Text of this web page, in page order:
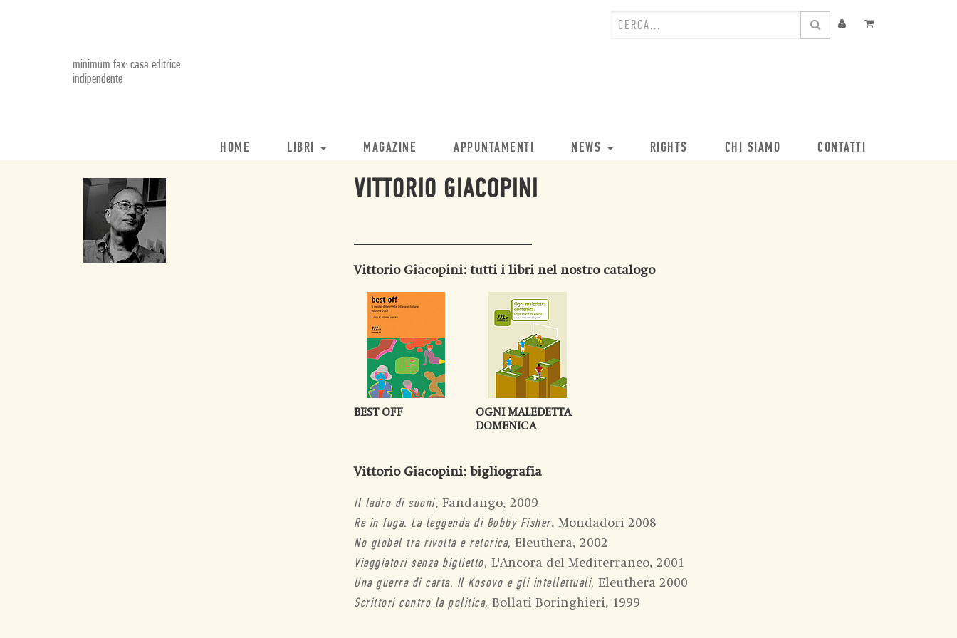
minimum fax: casa editrice
indipendente
HOME LIBRI MAGAZINE APPUNTAMENTI NEWS RIGHTS CHI SIAMO CONTATTI
VITTORIO GIACOPINI
Vittorio Giacopini: tutti i libri nel nostro catalogo
BEST OFF
OGNI MALEDETTA
DOMENICA
Vittorio Giacopini: bigliografia
Il ladro di suoni, Fandango, 2009
Re in fuga. La leggenda di Bobby Fisher, Mondadori 2008
No global tra rivolta e retorica, Eleuthera, 2002
Viaggiatori senza biglietto, L'Ancora del Mediterraneo, 2001
Una guerra di carta. Il Kosovo e gli intellettuali, Eleuthera 2000
Scrittori contro la politica, Bollati Boringhieri, 1999